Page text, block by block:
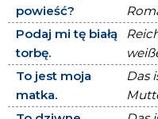
powieść?
Podaj mi tę białą
torbę.
To jest moja
matka.
Das